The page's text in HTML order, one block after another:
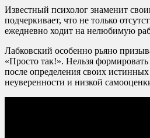
Известный психолог знаменит
подчеркивает, что не только
ежедневно ходит на нелюбимую
Лабковский особенно рьяно
«Просто так!». Нельзя
после определения своих
неуверенности и низкой